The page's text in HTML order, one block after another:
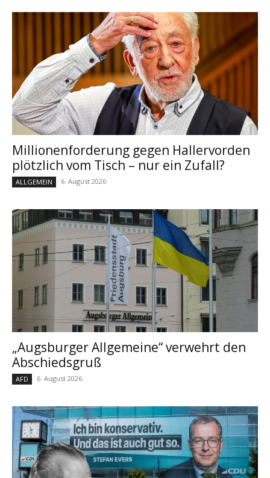
Millionenforderung gegen Hallervorden
plötzlich vom Tisch – nur ein Zufall?
ALLGEMEIN 6. August 2026
„Augsburger Allgemeine“ verwehrt den
Abschiedsgruß
AFD 6. August 2026